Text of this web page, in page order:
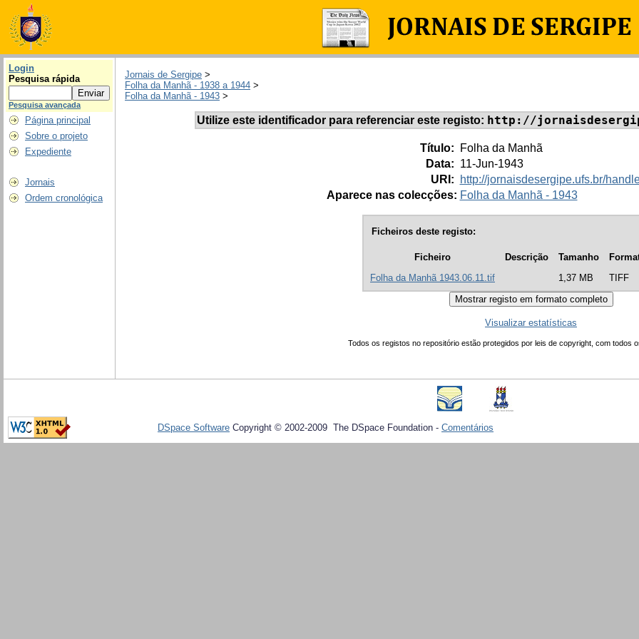
Login
Pesquisa rápida
Pesquisa avançada
Página principal
Sobre o projeto
Expediente
Jornais
Ordem cronológica
Jornais de Sergipe >
Folha da Manhã - 1938 a 1944 >
Folha da Manhã - 1943 >
Utilize este identificador para referenciar este registo: http://
Título:
Folha da Manhã
Data: 11-Jun-1943
URI:
http://jornaisdesergipe.ufs.br/
Aparece nas colecções: Folha da Manhã - 1943
Ficheiros deste registo:
Ficheiro Descrição Tamanho
Folha da Manhã 1943.06.11.tif
1,37 MB TIFF
Visualizar estatísticas
Todos os registos no repositório estão protegidos por leis de copyright, com todos
DSpace Software Copyright © 2002-2009 The DSpace Foundation - Comentários